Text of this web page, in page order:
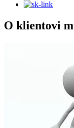
O klientovi